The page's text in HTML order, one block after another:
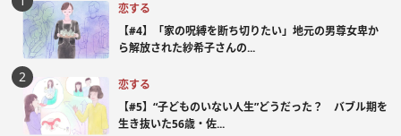
恋する
【#4】「家の呪縛を断ち切りたい」地元の男尊女卑か
ら解放された紗希子さんの...
恋する
【#5】“子どものいない人生”どうだった？ バブル期を
生き抜いた56歳・佐...